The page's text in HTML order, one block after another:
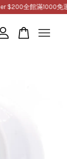
$200全館滿1000免